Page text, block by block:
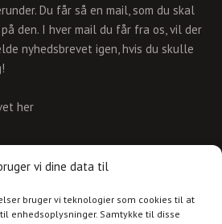
vi dine data til
bruger vi teknologier som cookies til at
enhedsoplysninger. Samtykke til disse
Du får så en mail, som du skal
den. I hver mail du får fra os, vil der
nyhedsbrevet igen, hvis du skulle
her